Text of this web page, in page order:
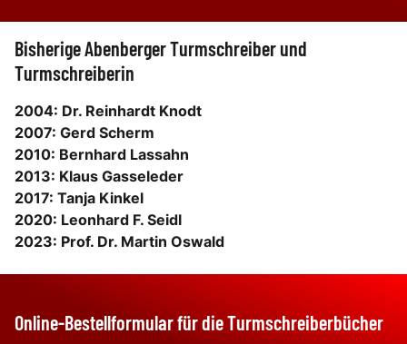
Bisherige Abenberger Turmschreiber und
Turmschreiberin
2004: Dr. Reinhardt Knodt
2007: Gerd Scherm
2010: Bernhard Lassahn
2013: Klaus Gasseleder
2017: Tanja Kinkel
2020: Leonhard F. Seidl
2023: Prof. Dr. Martin Oswald
Online-Bestellformular für die Turmschreiberbücher